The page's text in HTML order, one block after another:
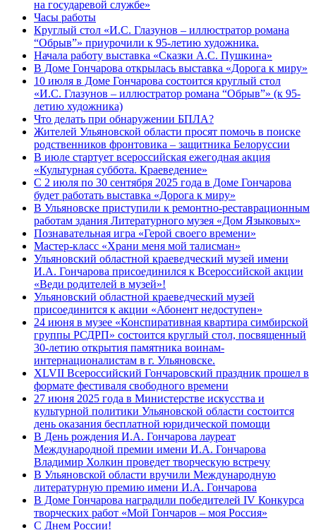
на государевой службе»
Часы работы
Круглый стол «И.С. Глазунов – иллюстратор романа
“Обрыв”» приурочили к 95-летию художника.
Начала работу выставка «Сказки А.С. Пушкина»
В Доме Гончарова открылась выставка «Дорога к миру»
10 июля в Доме Гончарова состоится круглый стол
«И.С. Глазунов – иллюстратор романа “Обрыв”» (к 95-
летию художника)
Что делать при обнаружении БПЛА?
Жителей Ульяновской области просят помочь в поиске
родственников фронтовика – защитника Белоруссии
В июле стартует всероссийская ежегодная акция
«Культурная суббота. Краеведение»
С 2 июля по 30 сентября 2025 года в Доме Гончарова
будет работать выставка «Дорога к миру»
В Ульяновске приступили к ремонтно-реставрационным
работам здания Литературного музея «Дом Языковых»
Познавательная игра «Герой своего времени»
Мастер-класс «Храни меня мой талисман»
Ульяновский областной краеведческий музей имени
И.А. Гончарова присоединился к Всероссийской акции
«Веди родителей в музей»!
Ульяновский областной краеведческий музей
присоединится к акции «Абонент недоступен»
24 июня в музее «Конспиративная квартира симбирской
группы РСДРП» состоится круглый стол, посвященный
30-летию открытия памятника воинам-
интернационалистам в г. Ульяновске.
XLVII Всероссийский Гончаровский праздник прошел в
формате фестиваля свободного времени
27 июня 2025 года в Министерстве искусства и
культурной политики Ульяновской области состоится
день оказания бесплатной юридической помощи
В День рождения И.А. Гончарова лауреат
Международной премии имени И.А. Гончарова
Владимир Холкин проведет творческую встречу
В Ульяновской области вручили Международную
литературную премию имени И.А. Гончарова
В Доме Гончарова наградили победителей IV Конкурса
творческих работ «Мой Гончаров – моя Россия»
С Днем России!